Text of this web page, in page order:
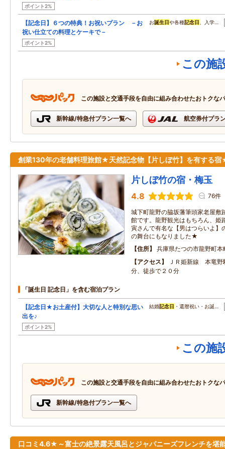
ポイント2%
【記念日】６つの特典！お祝いプラン －お
祝い仕立ての料理とケーキで－
ポイント2%
お誕生日や各種記念日 、入学…
この施
この施設と交通手段を自由に組み合わせたおトクな
新幹線/特急付プラン一覧へ 航空券付プラ
創業130年の老舗料理旅館★天然記念物【片しぼ竹】を有する
片しぼ竹の宿・梅玉
4.8 76件
城下町龍野の脇坂藩筆頭家老屋敷
館です。龍野観光はもちろん、姫
寅さんで有名な【男はつらいよ】
の舞台にもなりました★
住所
兵庫県たつの市龍野町本
アクセス
ＪＲ姫新線 本竜野
分、徒歩で２０分
「誕生日 記念日」を含む宿泊プラン
【記念日★お土産付】大切な人と特別な思い
出を♪
ポイント2%
結婚記念日 ・還暦祝い・お誕…
この施
この施設と交通手段を自由に組み合わせたおトクな
新幹線/特急付プラン一覧へ
口コミ4.6★～富士の絶景露天風呂とジャパニーズフレンチを堪